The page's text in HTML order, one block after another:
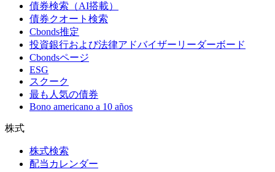
債券検索（AI搭載）
債券クオート検索
Cbonds推定
投資銀行および法律アドバイザーリーダーボード
Cbondsページ
ESG
スクーク
最も人気の債券
Bono americano a 10 años
株式
株式検索
配当カレンダー